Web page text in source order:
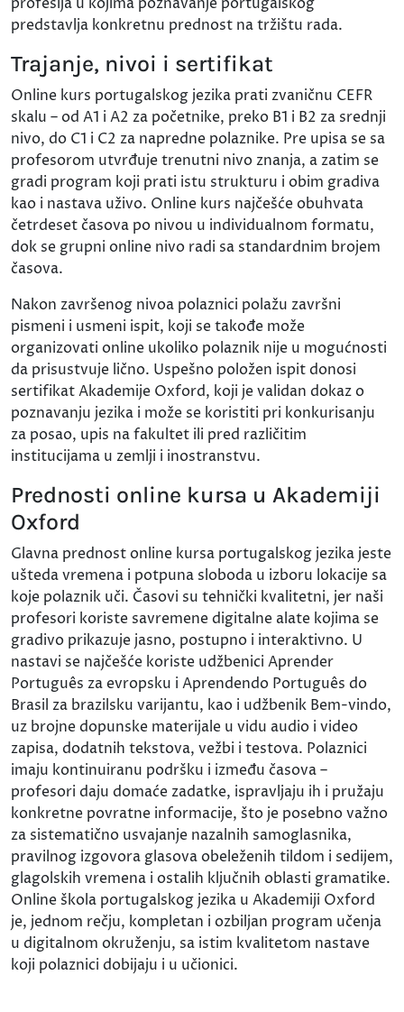
predstavlja konkretnu prednost na tržištu rada.
Trajanje, nivoi i sertifikat
Online kurs portugalskog jezika prati zvaničnu CEFR
skalu – od A1 i A2 za početnike, preko B1 i B2 za srednji
nivo, do C1 i C2 za napredne polaznike. Pre upisa se sa
profesorom utvrđuje trenutni nivo znanja, a zatim se
gradi program koji prati istu strukturu i obim gradiva
kao i nastava uživo. Online kurs najčešće obuhvata
četrdeset časova po nivou u individualnom formatu,
dok se grupni online nivo radi sa standardnim brojem
časova.
Nakon završenog nivoa polaznici polažu završni
pismeni i usmeni ispit, koji se takođe može
organizovati online ukoliko polaznik nije u mogućnosti
da prisustvuje lično. Uspešno položen ispit donosi
sertifikat Akademije Oxford, koji je validan dokaz o
poznavanju jezika i može se koristiti pri konkurisanju
za posao, upis na fakultet ili pred različitim
institucijama u zemlji i inostranstvu.
Prednosti online kursa u Akademiji
Oxford
Glavna prednost online kursa portugalskog jezika jeste
ušteda vremena i potpuna sloboda u izboru lokacije sa
koje polaznik uči. Časovi su tehnički kvalitetni, jer naši
profesori koriste savremene digitalne alate kojima se
gradivo prikazuje jasno, postupno i interaktivno. U
nastavi se najčešće koriste udžbenici Aprender
Português za evropsku i Aprendendo Português do
Brasil za brazilsku varijantu, kao i udžbenik Bem-vindo,
uz brojne dopunske materijale u vidu audio i video
zapisa, dodatnih tekstova, vežbi i testova. Polaznici
imaju kontinuiranu podršku i između časova –
profesori daju domaće zadatke, ispravljaju ih i pružaju
konkretne povratne informacije, što je posebno važno
za sistematično usvajanje nazalnih samoglasnika,
pravilnog izgovora glasova obeleženih tildom i sedijem,
glagolskih vremena i ostalih ključnih oblasti gramatike.
Online škola portugalskog jezika u Akademiji Oxford
je, jednom rečju, kompletan i ozbiljan program učenja
u digitalnom okruženju, sa istim kvalitetom nastave
koji polaznici dobijaju i u učionici.